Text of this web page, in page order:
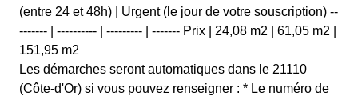
(entre 24 et 48h) | Urgent (le jour de votre souscription) --
------- | ---------- | --------- | ------- Prix | 24,08 m2 | 61,05 m2 |
151,95 m2
Les démarches seront automatiques dans le 21110
(Côte-d'Or) si vous pouvez renseigner : * Le numéro de